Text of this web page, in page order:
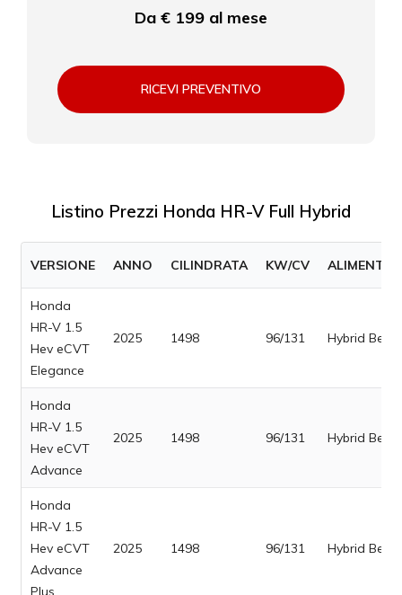
Da € 199 al mese
RICEVI PREVENTIVO
Listino Prezzi Honda HR-V Full Hybrid
VERSIONE ANNO CILINDRATA KW/CV
Honda
HR-V 1.5
Hev eCVT
Elegance
2025 1498 96/131 Hybrid
Honda
HR-V 1.5
Hev eCVT
Advance
2025 1498 96/131 Hybrid
Honda
HR-V 1.5
Hev eCVT
Advance
Plus
2025 1498 96/131 Hybrid